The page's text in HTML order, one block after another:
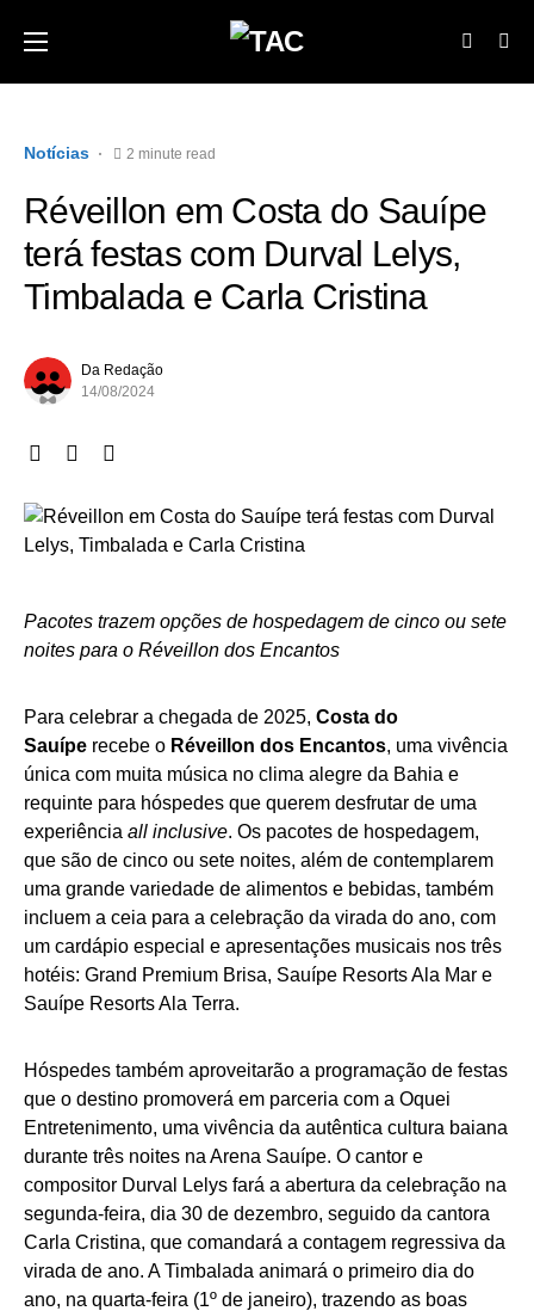
Notícias 2 minute read
Réveillon em Costa do Sauípe
terá festas com Durval Lelys,
Timbalada e Carla Cristina
Da Redação
14/08/2024
Pacotes trazem opções de hospedagem de cinco ou sete
noites para o Réveillon dos Encantos
Para celebrar a chegada de 2025, Costa do
Sauípe recebe o Réveillon dos Encantos, uma vivência
única com muita música no clima alegre da Bahia e
requinte para hóspedes que querem desfrutar de uma
experiência all inclusive. Os pacotes de hospedagem,
que são de cinco ou sete noites, além de contemplarem
uma grande variedade de alimentos e bebidas, também
incluem a ceia para a celebração da virada do ano, com
um cardápio especial e apresentações musicais nos três
hotéis: Grand Premium Brisa, Sauípe Resorts Ala Mar e
Sauípe Resorts Ala Terra.
Hóspedes também aproveitarão a programação de festas
que o destino promoverá em parceria com a Oquei
Entretenimento, uma vivência da autêntica cultura baiana
durante três noites na Arena Sauípe. O cantor e
compositor Durval Lelys fará a abertura da celebração na
segunda-feira, dia 30 de dezembro, seguido da cantora
Carla Cristina, que comandará a contagem regressiva da
virada de ano. A Timbalada animará o primeiro dia do
ano, na quarta-feira (1º de janeiro), trazendo as boas